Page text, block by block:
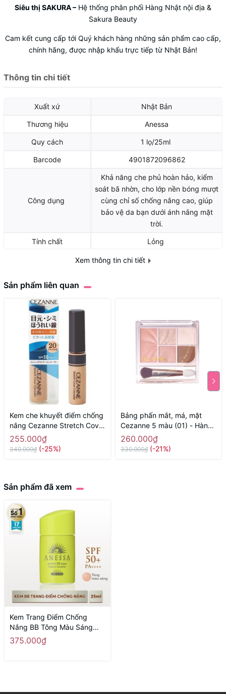
Siêu thị SAKURA– Hệ thống phân phối Hàng Nhật nội địa &
Sakura Beauty
Cam kết cung cấp tới Quý khách hàng những sản phẩm cao cấp,
chính hãng, được nhập khẩu trực tiếp từ Nhật Bản!
Thông tin chi tiết
Xuất xứ Nhật Bản
Thương hiệu Anessa
Quy cách 1 lọ/25ml
Barcode 4901872096862
Công dụng
Khả năng che phủ hoàn hảo, kiểm
soát bã nhờn, cho lớp nền bóng mượt
cùng chỉ số chống nắng cao, giúp
bảo vệ da bạn dưới ánh nắng mặt
trời.
Tính chất Lỏng
25ml
Xem thông tin chi tiết
Sản phẩm liên quan
Kem che khuyết điểm chống
nắng Cezanne Stretch Cover
Concealer màu 20 ( tự nhiên
) - Hàng Nhật nội địa
255.000₫
340.000₫ (-25%)
Bảng phấn mắt, má, mặt
Cezanne 5 màu (01) - Hàng
Nhật nội địa
260.000₫
330.000₫ (-21%)
Sản phẩm đã xem
Kem Trang Điểm Chống
Nắng BB Tông Màu Sáng
Anessa Perfect BB Base
Beauty Booster Light 25ml -
375.000₫